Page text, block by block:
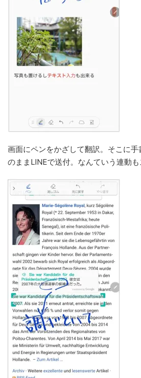
画面にペンをかざして翻訳。そこに
のままLINEで送付。なんていう連動も